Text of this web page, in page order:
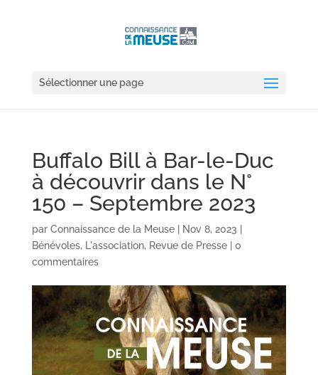
Sélectionner une page
Buffalo Bill à Bar-le-Duc
à découvrir dans le N°
150 – Septembre 2023
par Connaissance de la Meuse| Nov 8, 2023
Bénévoles, L'association, Revue de Presse| 0
commentaires